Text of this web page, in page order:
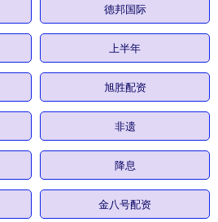
德邦国际
上半年
旭胜配资
非遗
降息
金八号配资